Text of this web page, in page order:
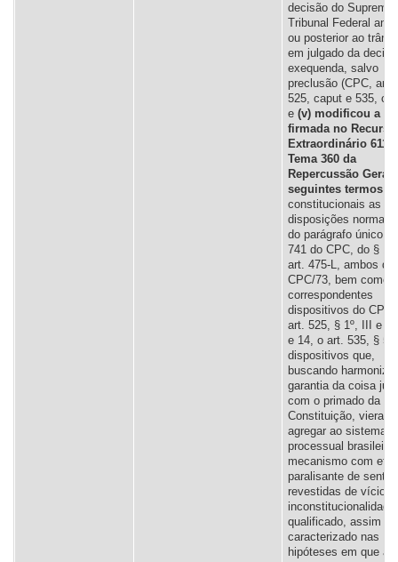
decisão do Supremo
Tribunal Federal
ou posterior ao
em julgado da
exequenda, salvo
preclusão (CPC, arts.
525, caput e 535,
e (v) modificou a
firmada no Recurso
Extraordinário
Tema 360 da
Repercussão
seguintes termos:
constitucionais as
disposições
do parágrafo único
741 do CPC, do § 1º
art. 475-L, ambos do
CPC/73, bem como
correspondentes
dispositivos do
art. 525, § 1º, III e
e 14, o art. 535, §
dispositivos que,
buscando
garantia da coisa
com o primado da
Constituição, vieram
agregar ao sistema
processual brasileiro
mecanismo com
paralisante de
revestidas de vício
inconstitucionalidade
qualificado, assim
caracterizado nas
hipóteses em que a